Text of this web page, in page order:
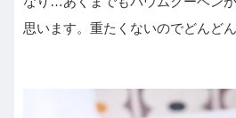
思います。重たくないのでどんど